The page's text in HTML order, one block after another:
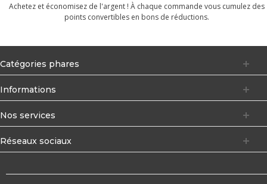
Achetez et économisez de l'argent ! À chaque commande vous cumulez des
points convertibles en bons de réductions.
Catégories phares
Informations
Nos services
Réseaux sociaux